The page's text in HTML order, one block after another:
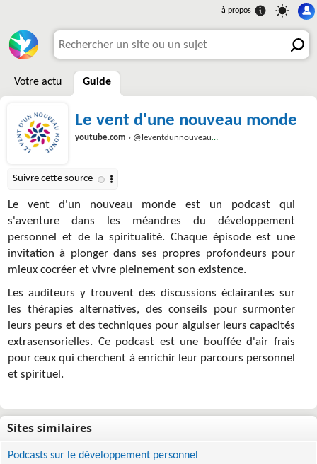
Votre actu Guide
Le vent d'une nouveau monde
youtube.com › @leventdunnouveaumonde-podcast
Le vent d'un nouveau monde est un podcast qui
s'aventure dans les méandres du développement
personnel et de la spiritualité. Chaque épisode est une
invitation à plonger dans ses propres profondeurs pour
mieux cocréer et vivre pleinement son existence.
Les auditeurs y trouvent des discussions éclairantes sur
les thérapies alternatives, des conseils pour surmonter
leurs peurs et des techniques pour aiguiser leurs capacités
extrasensorielles. Ce podcast est une bouffée d'air frais
pour ceux qui cherchent à enrichir leur parcours personnel
et spirituel.
Podcasts sur le développement personnel